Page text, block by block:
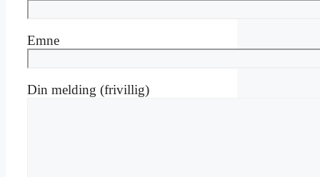
Emne
Din melding (frivillig)